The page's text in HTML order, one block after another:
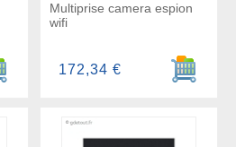
au panier
Multiprise camera espion
wifi
Ajouter
172,34 €